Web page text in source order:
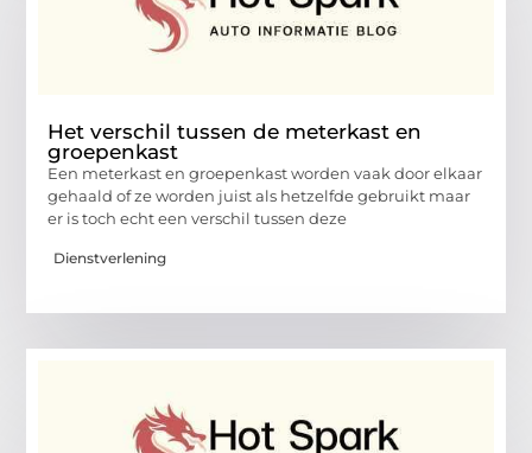
Het verschil tussen de meterkast en
groepenkast
Een meterkast en groepenkast worden vaak door elkaar
gehaald of ze worden juist als hetzelfde gebruikt maar
er is toch echt een verschil tussen deze
Dienstverlening